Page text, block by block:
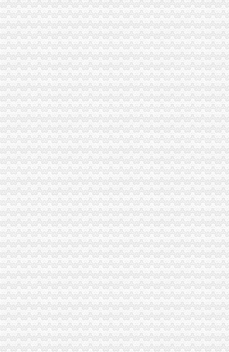
春城·雅云轩_万科中心_楼盘对比分析-重庆乐居
厂房仓库——凤凰房产北京
分类广告_教育频道_凤凰网
新东方烹饪学校-搜百科
关于开通主城到江津双福大学生聚集区公共汽车的恳求_重庆市公
3月12日利川市利彭公路（陈家坪至大堰塘段）-十环招标网
温州永嘉-搜百科
中国建设银行股份有限公司重庆九龙坡陈家坪支行_【信用信息_诉讼信
是那一抹黄：重庆潼南油菜花,潼南自助游攻略-蚂蜂窝
重庆兼并收购律师事务所—华律网重庆兼并收购律师事务所法律咨询—
[转载]古宇寺——2012全国第四届养生禅修营_清荷禅韵_新浪博客
[2007年10月14日]2007重庆秋季大型人才交流会_招聘会动态_职场/
古宇寺——2012全国第四届养生禅修营_宝瓶同谋_新浪博客